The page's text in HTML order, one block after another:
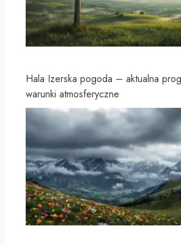
Hala Izerska pogoda – aktualna
warunki atmosferyczne